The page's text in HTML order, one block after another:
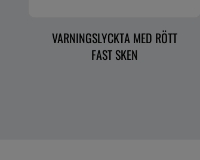
VARNINGSLYCKTA MED RÖTT
FAST SKEN